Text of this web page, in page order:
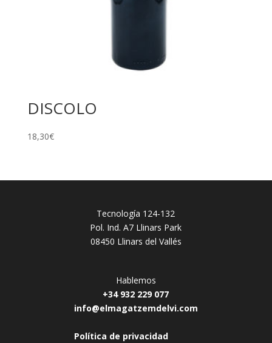
DISCOLO
18,30€
Tecnología 124-132
Pol. Ind. A7 Llinars Park
08450 Llinars del Vallés
Hablemos
+34 932 229 077
info@elmagatzemdelvi.com
Política de privacidad